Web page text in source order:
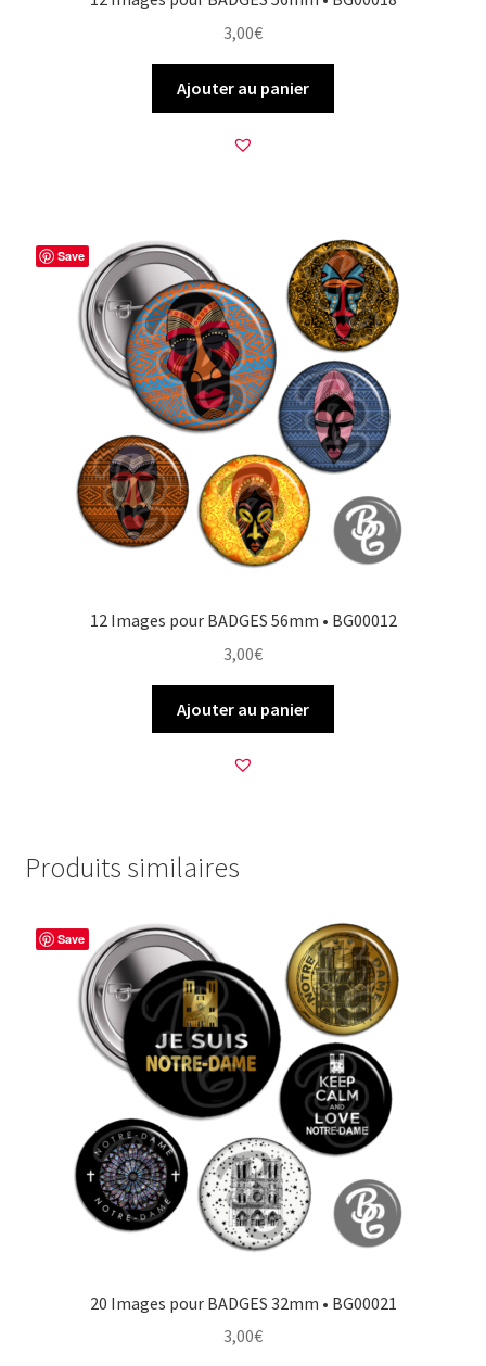
3,00€
Ajouter au panier
Save
12 Images pour BADGES 56mm • BG00012
3,00€
Ajouter au panier
Produits similaires
Save
20 Images pour BADGES 32mm • BG00021
3,00€